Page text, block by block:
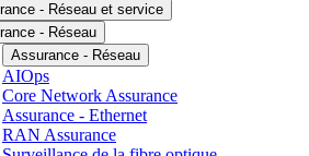
- Réseau et service
- Réseau
Assurance - Réseau
AIOps
Core Network Assurance
Assurance - Ethernet
RAN Assurance